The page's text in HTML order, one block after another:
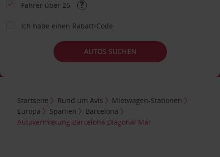
Fahrer über 25
Ich habe einen Rabatt-Code
AUTOS SUCHEN
Startseite Rund um Avis
Mietwagen-Stationen
Europa
Spanien
Barcelona
Autovermietung Barcelona Diagonal Mar